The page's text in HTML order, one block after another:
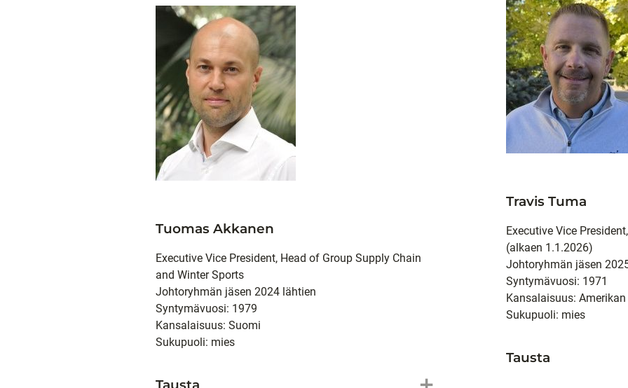
Tuomas Akkanen
Executive Vice President, Head of Group Supply Chain
and Winter Sports
Johtoryhmän jäsen 2024 lähtien
Syntymävuosi: 1979
Kansalaisuus: Suomi
Sukupuoli: mies
Travis Tuma
Executive Vice
(alkaen 1.1.2026)
Johtoryhmän jäsen
Syntymävuosi: 1971
Kansalaisuus:
Sukupuoli: mies
Tausta